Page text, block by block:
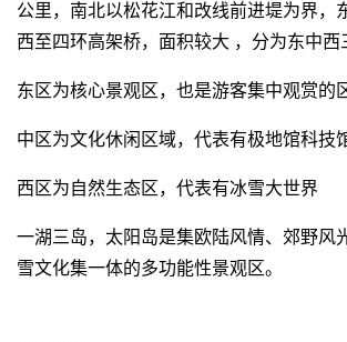
公里，南北以松花江和改线前进堤为界，
西至四环高架桥，面积较大 ，分为东中西
东区为核心景观区，也是游客集中观赏的
中区为文化休闲区域，代表有极地馆科技
西区为自然生态区，代表有冰雪大世界
一湖三岛，太阳岛是集欧陆风情、郊野风
雪文化集一体的多功能性景观区。